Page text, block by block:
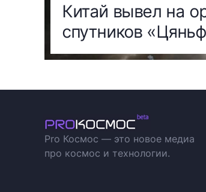
Китай вывел на
спутников
Pro Космос — это новое медиа
про космос и технологии.